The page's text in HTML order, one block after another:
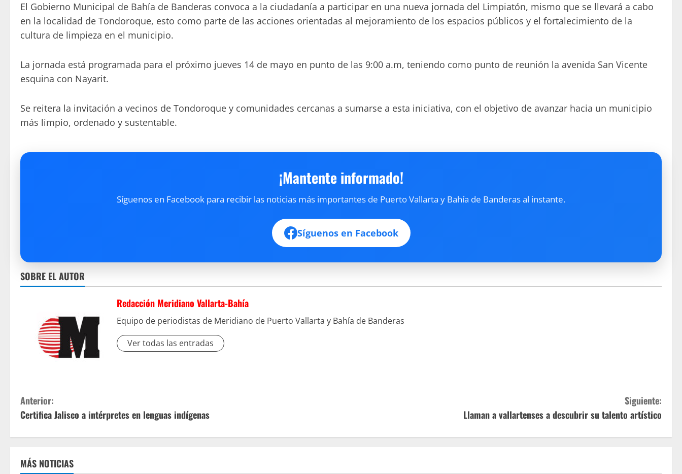
El Gobierno Municipal de Bahía de Banderas convoca a la ciudadanía a participar en una nueva jornada del Limpiatón, mismo que se llevará a cabo
en la localidad de Tondoroque, esto como parte de las acciones orientadas al mejoramiento de los espacios públicos y el fortalecimiento de la
cultura de limpieza en el municipio.
La jornada está programada para el próximo jueves 14 de mayo en punto de las 9:00 a.m, teniendo como punto de reunión la avenida San Vicente
esquina con Nayarit.
Se reitera la invitación a vecinos de Tondoroque y comunidades cercanas a sumarse a esta iniciativa, con el objetivo de avanzar hacia un municipio
más limpio, ordenado y sustentable.
¡Mantente informado!
Síguenos en Facebook para recibir las noticias más importantes de Puerto Vallarta y Bahía de Banderas al instante.
Síguenos en Facebook
SOBRE EL AUTOR
Redacción Meridiano Vallarta-Bahía
Equipo de periodistas de Meridiano de Puerto Vallarta y Bahía de Banderas
Ver todas las entradas
S
i
g
u
Anterior:
Certifica Jalisco a intérpretes en lenguas indígenas
Siguiente:
Llaman a vallartenses a descubrir su talento artístico
MÁS NOTICIAS